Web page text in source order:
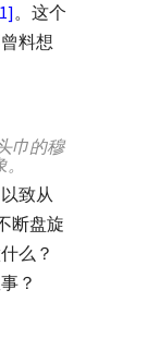
。这个
料想
巾的穆
致从
断盘旋
么？
？